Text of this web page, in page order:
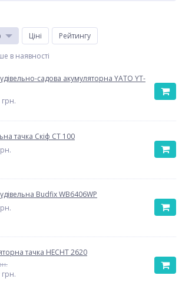
Ціні
Рейтингу
в наявності
садова акумуляторна YATO YT-
грн.
тачка Скіф СТ 100
Budfix WB6406WP
тачка HECHT 2620
грн.